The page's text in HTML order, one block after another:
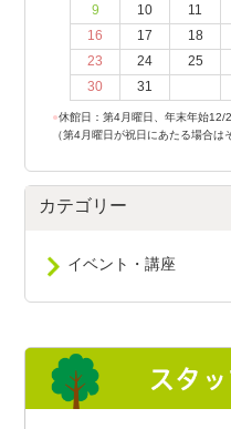
9
10 11
16
17 18
23
24 25
30
31
●休館日：第4月曜日、年末年始12/
（第4月曜日が祝日にあたる場合は
カテゴリー
イベント・講座